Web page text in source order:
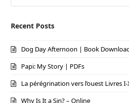
Recent Posts
Dog Day Afternoon | Book
Papi: My Story | PDFs
La pérégrination vers l’ouest Livres I-
Why Is It a Sin? – Online